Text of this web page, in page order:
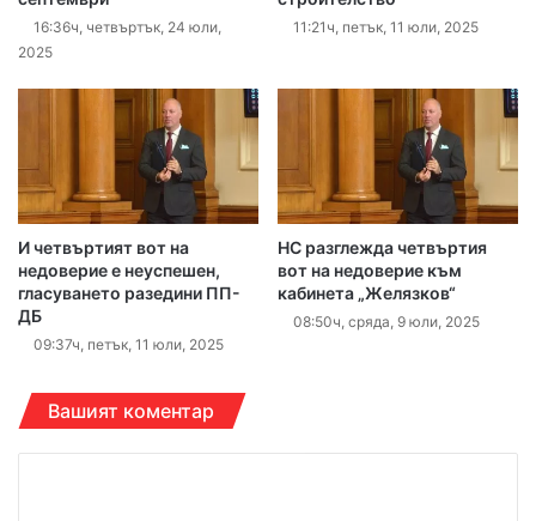
16:36ч, четвъртък, 24 юли,
2025
11:21ч, петък, 11 юли, 2025
И четвъртият вот на
недоверие е неуспешен,
гласуването разедини ПП-
ДБ
09:37ч, петък, 11 юли, 2025
НС разглежда четвъртия
вот на недоверие към
кабинета „Желязков“
08:50ч, сряда, 9 юли, 2025
Вашият коментар